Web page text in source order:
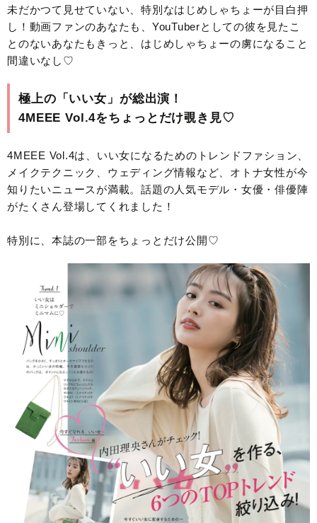
未だかつて見せていない、特別なはじめしゃちょーが目白押
し！動画ファンのあなたも、YouTuberとしての彼を見たこ
とのないあなたもきっと、はじめしゃちょーの虜になること
間違いなし♡
極上の「いい女」が総出演！
4MEEE Vol.4をちょっとだけ覗き見♡
4MEEE Vol.4は、いい女になるためのトレンドファション、
メイクテクニック、ウェディング情報など、オトナ女性が今
知りたいニュースが満載。話題の人気モデル・女優・俳優陣
がたくさん登場してくれました！
特別に、本誌の一部をちょっとだけ公開♡